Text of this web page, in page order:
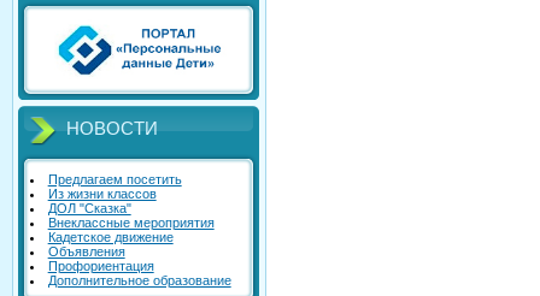
НОВОСТИ
Предлагаем посетить
Из жизни классов
ДОЛ "Сказка"
Внеклассные мероприятия
Кадетское движение
Объявления
Профориентация
Дополнительное образование